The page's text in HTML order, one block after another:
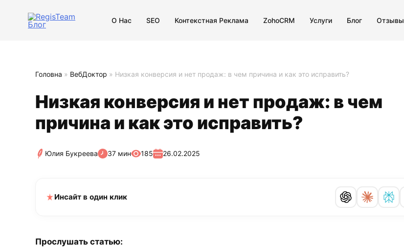
О Нас SEO Контекстная Реклама ZohoCRM Услуги Блог Отзывы
Головна » ВебДоктор » Низкая конверсия и нет продаж: в чем причина и как это исправить?
Низкая конверсия и нет продаж: в чем
причина и как это исправить?
Юлия Букреева 37 мин 185 26.02.2025
Инсайт в один клик
Прослушать статью: